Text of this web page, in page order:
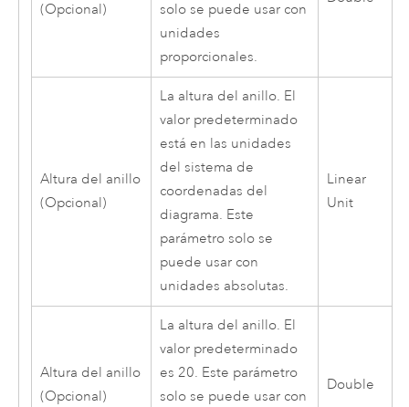
(Opcional)
solo se puede usar con
unidades
proporcionales.
Altura del anillo
(Opcional)
La altura del anillo. El
valor predeterminado
está en las unidades
del sistema de
coordenadas del
diagrama. Este
parámetro solo se
puede usar con
unidades absolutas.
Linear
Unit
Altura del anillo
(Opcional)
La altura del anillo. El
valor predeterminado
es 20. Este parámetro
solo se puede usar con
Double